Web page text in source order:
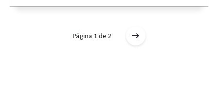
Página 1 de 2